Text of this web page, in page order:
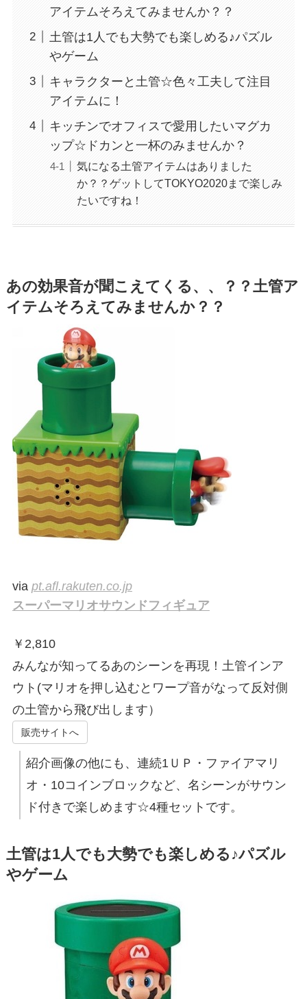
アイテムそろえてみませんか？？
土管は1人でも大勢でも楽しめる♪パズル
やゲーム
キャラクターと土管☆色々工夫して注目
アイテムに！
キッチンでオフィスで愛用したいマグカ
ップ☆ドカンと一杯のみませんか？
気になる土管アイテムはありました
か？？ゲットしてTOKYO2020まで楽しみ
たいですね！
あの効果音が聞こえてくる、、？？土管ア
イテムそろえてみませんか？？
via pt.afl.rakuten.co.jp
スーパーマリオサウンドフィギュア
￥ 2,810
みんなが知ってるあのシーンを再現！土管インア
ウト(マリオを押し込むとワープ音がなって反対側
の土管から飛び出します）
販売サイトへ
紹介画像の他にも、連続1ＵＰ・ファイアマリ
オ・10コインブロックなど、名シーンがサウン
ド付きで楽しめます☆4種セットです。
土管は1人でも大勢でも楽しめる♪パズル
やゲーム